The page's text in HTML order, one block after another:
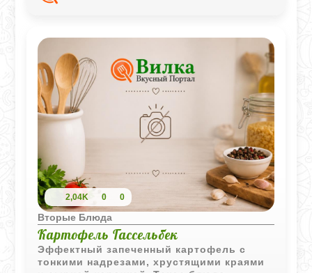
2,04K 0 0
Вторые Блюда
Картофель Гассельбек
Эффектный запеченный картофель с
тонкими надрезами, хрустящими краями